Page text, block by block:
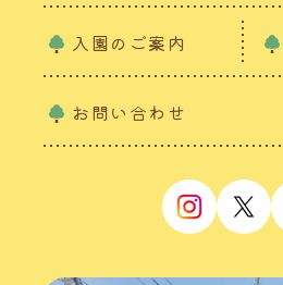
入園のご案内
お問い合わせ